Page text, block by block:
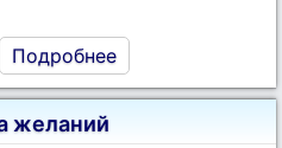
Подробнее
желаний